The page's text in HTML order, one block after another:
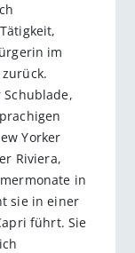
im
Yorker
Riviera,
in
sie in einer
führt. Sie